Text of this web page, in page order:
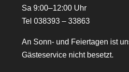
Sa 9:00–12:00 Uhr
Tel 038393 – 33863
An Sonn- und Feiertagen ist
Gästeservice nicht besetzt.